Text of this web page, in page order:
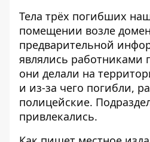
Тела трёх погибших
помещении возле
предварительной
являлись работниками
они делали на
и из-за чего погибли,
полицейские.
привлекались.